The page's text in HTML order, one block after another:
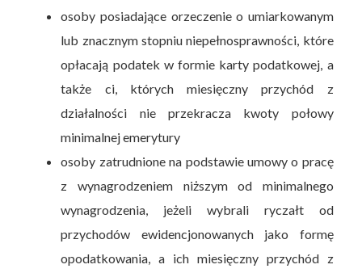
osoby posiadające orzeczenie o umiarkowanym
lub znacznym stopniu niepełnosprawności, które
opłacają podatek w formie karty podatkowej, a
także ci, których miesięczny przychód z
działalności nie przekracza kwoty połowy
minimalnej emerytury
osoby zatrudnione na podstawie umowy o pracę
z wynagrodzeniem niższym od minimalnego
wynagrodzenia, jeżeli wybrali ryczałt od
przychodów ewidencjonowanych jako formę
opodatkowania, a ich miesięczny przychód z